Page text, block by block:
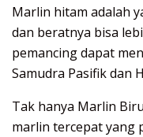
Marlin hitam adalah
dan beratnya bisa
pemancing dapat
Samudra Pasifik dan
Tak hanya Marlin
marlin tercepat yang